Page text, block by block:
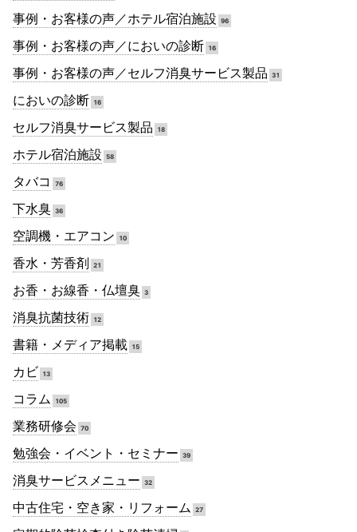
事例・お客様の声／ホテル宿泊施設 96
事例・お客様の声／においの診断 16
事例・お客様の声／セルフ消臭サービス製品 31
においの診断 16
セルフ消臭サービス製品 18
ホテル宿泊施設 58
タバコ 76
下水臭 36
空調機・エアコン 10
香水・芳香剤 21
お香・お線香・仏壇臭 3
消臭抗菌技術 12
書籍・メディア掲載 15
カビ 13
コラム 105
業務研修会 70
勉強会・イベント・セミナー 39
消臭サービスメニュー 32
中古住宅・空き家・リフォーム 27